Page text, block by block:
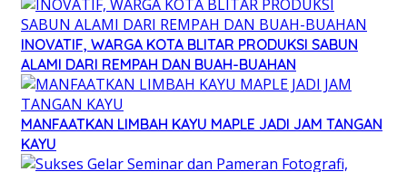
INOVATIF, WARGA KOTA BLITAR PRODUKSI SABUN
ALAMI DARI REMPAH DAN BUAH-BUAHAN
MANFAATKAN LIMBAH KAYU MAPLE JADI JAM TANGAN
KAYU